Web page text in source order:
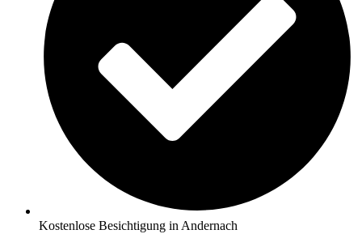
Kostenlose Besichtigung in Andernach